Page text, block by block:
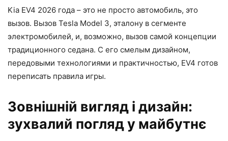
Kia EV4 2026 года – это не просто автомобиль, это
вызов. Вызов Tesla Model 3, эталону в сегменте
электромобилей, и, возможно, вызов самой концепции
традиционного седана. С его смелым дизайном,
передовыми технологиями и практичностью, EV4 готов
переписать правила игры.
Зовнішній вигляд і дизайн:
зухвалий погляд у майбутнє